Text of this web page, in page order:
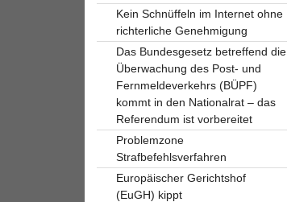
Kein Schnüffeln im Internet ohne
richterliche Genehmigung
Das Bundesgesetz betreffend die
Überwachung des Post- und
Fernmeldeverkehrs (BÜPF)
kommt in den Nationalrat – das
Referendum ist vorbereitet
Problemzone
Strafbefehlsverfahren
Europäischer Gerichtshof
(EuGH) kippt